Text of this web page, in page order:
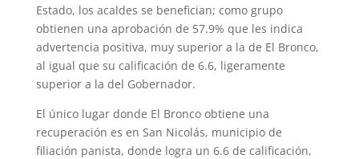
Estado, los acaldes se benefician; como grupo
obtienen una aprobación de 57.9% que les indica
advertencia positiva, muy superior a la de El Bronco,
al igual que su calificación de 6.6, ligeramente
superior a la del Gobernador.
El único lugar donde El Bronco obtiene una
recuperación es en San Nicolás, municipio de
filiación panista, donde logra un 6.6 de calificación,